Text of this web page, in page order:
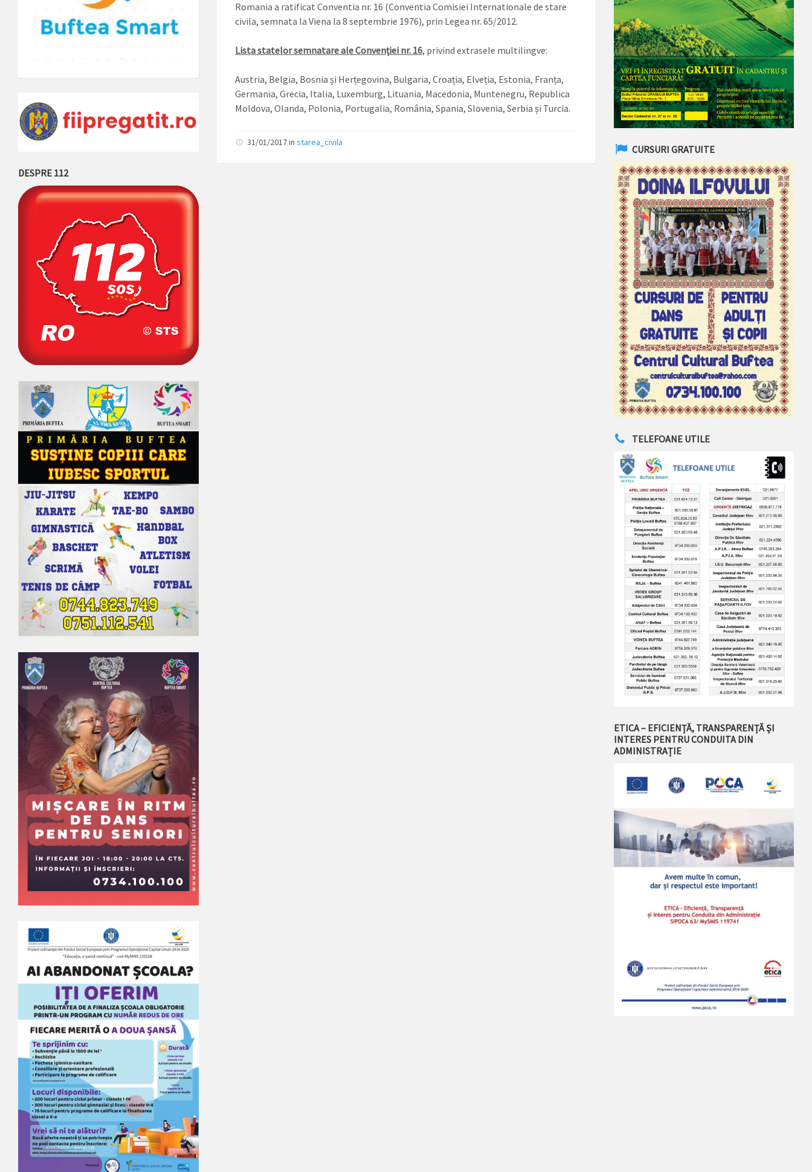
Romania a ratificat Conventia nr. 16 (Conventia Comisiei Internationale de stare
civila, semnata la Viena la 8 septembrie 1976), prin Legea nr. 65/2012.
Lista statelor semnatare ale Convenției nr. 16, privind extrasele multilingve:
Austria, Belgia, Bosnia și Herțegovina, Bulgaria, Croația, Elveția, Estonia, Franța,
Germania, Grecia, Italia, Luxemburg, Lituania, Macedonia, Muntenegru, Republica
Moldova, Olanda, Polonia, Portugalia, România, Spania, Slovenia, Serbia și Turcia.
31/01/2017in starea_civila
DESPRE 112
CURSURI GRATUITE
TELEFOANE UTILE
ETICA – EFICIENȚĂ, TRANSPARENȚĂ ȘI
INTERES PENTRU CONDUITA DIN
ADMINISTRAȚIE